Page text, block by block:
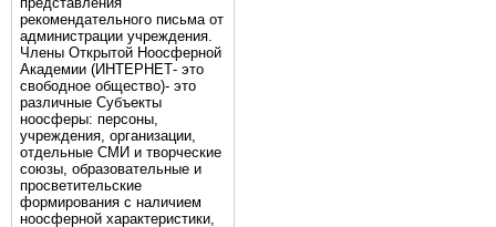
рекомендательного письма от
администрации учреждения.
Члены Открытой Ноосферной
Академии (ИНТЕРНЕТ- это
свободное общество)- это
различные Субъекты
ноосферы: персоны,
учреждения, организации,
отдельные СМИ и творческие
союзы, образовательные и
просветительские
формирования с наличием
ноосферной характеристики,